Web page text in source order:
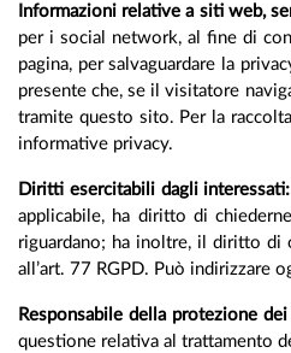
Informazioni relative a siti web,
per i social network, al fine di
pagina, per salvaguardare la
presente che, se il visitatore
tramite questo sito. Per la
informative privacy.
Diritti esercitabili dagli interessati:
applicabile, ha diritto di
riguardano; ha inoltre, il diritto di
all’art. 77 RGPD. Può indirizzare
Responsabile della protezione
questione relativa al trattamento